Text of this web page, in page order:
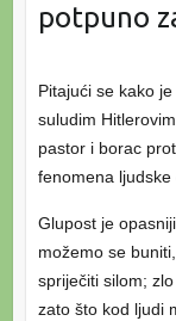
potpuno
Pitajući se kako
suludim
pastor i borac
fenomena ljudske
Glupost je
možemo se
spriječiti silom;
zato što kod ljudi